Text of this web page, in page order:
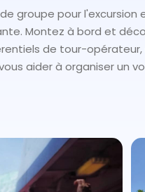
groupe pour
Montez à bord et
de tour-
aider à organiser un